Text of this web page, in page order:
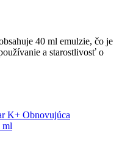
40 ml emulzie, čo je
a starostlivosť o